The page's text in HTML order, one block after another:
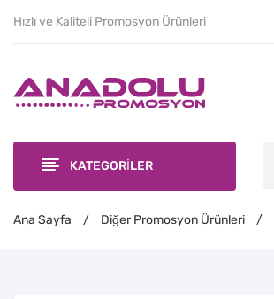
Hızlı ve Kaliteli Promosyon Ürünleri
KATEGORİLER
Ana Sayfa / Diğer Promosyon Ürünleri /